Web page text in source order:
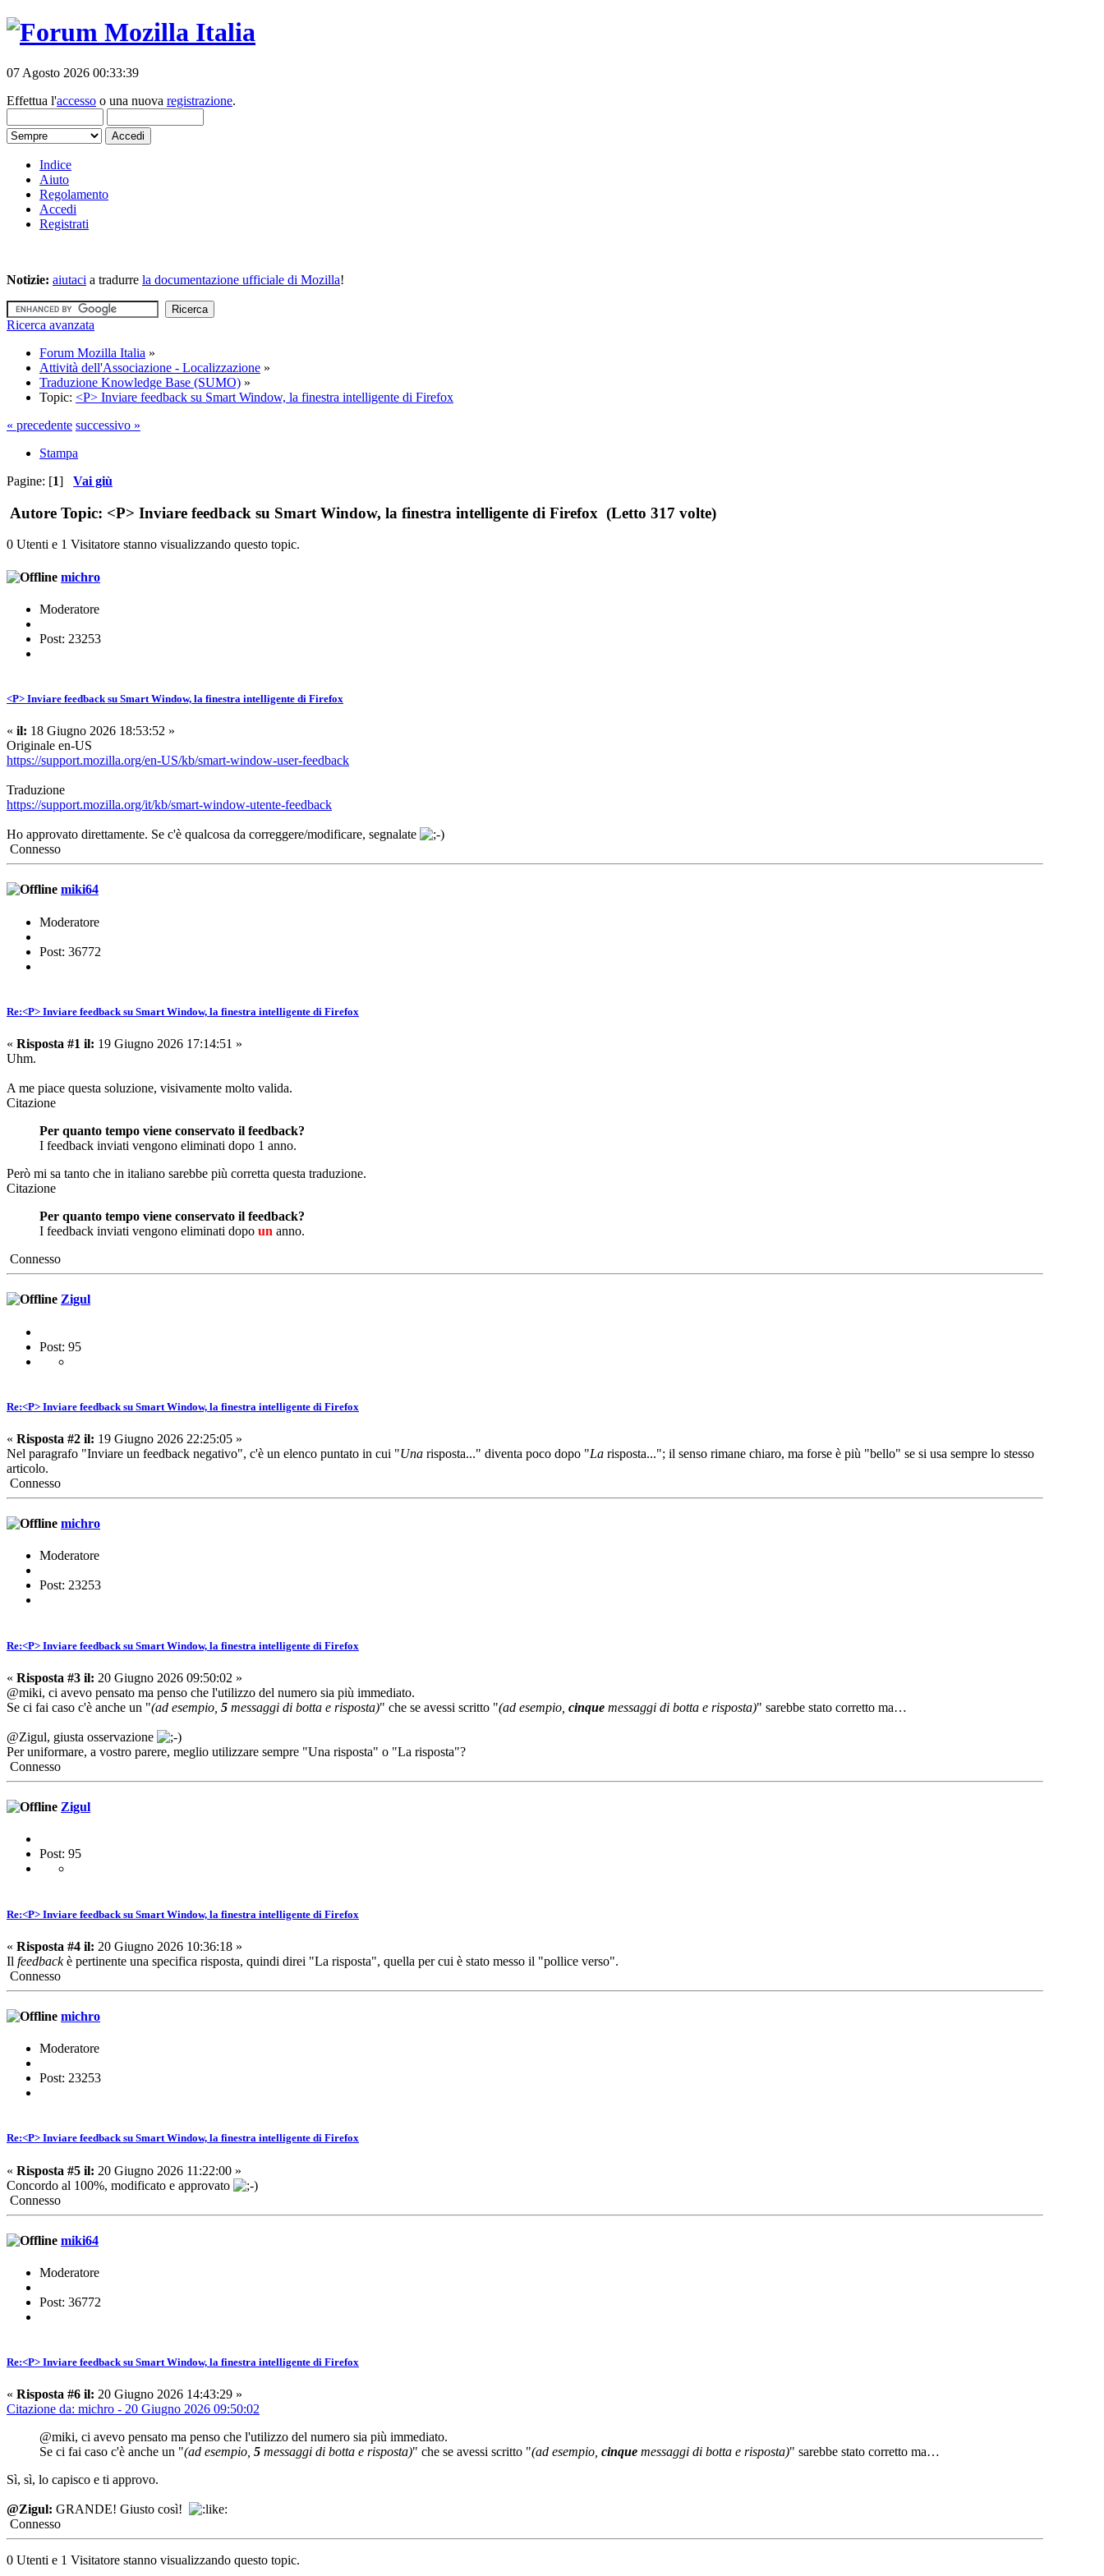
07 Agosto 2026 00:33:39
Effettua l'accesso o una nuova registrazione.
Indice
Aiuto
Regolamento
Accedi
Registrati
Notizie: aiutaci a tradurre la documentazione ufficiale di Mozilla!
Ricerca avanzata
Forum Mozilla Italia »
Attività dell'Associazione - Localizzazione »
Traduzione Knowledge Base (SUMO) »
Topic: <P> Inviare feedback su Smart Window, la finestra intelligente di Firefox
« precedente successivo »
Stampa
Pagine: [1] Vai giù
Autore Topic: <P> Inviare feedback su Smart Window, la finestra intelligente di Firefox (Letto 317 volte)
0 Utenti e 1 Visitatore stanno visualizzando questo topic.
michro
Moderatore
Post: 23253
<P> Inviare feedback su Smart Window, la finestra intelligente di Firefox
« il: 18 Giugno 2026 18:53:52 »
Originale en-US
https://support.mozilla.org/en-US/kb/smart-window-user-feedback
Traduzione
https://support.mozilla.org/it/kb/smart-window-utente-feedback
Ho approvato direttamente. Se c'è qualcosa da correggere/modificare, segnalate
Connesso
miki64
Moderatore
Post: 36772
Re:<P> Inviare feedback su Smart Window, la finestra intelligente di Firefox
« Risposta #1 il: 19 Giugno 2026 17:14:51 »
Uhm.
A me piace questa soluzione, visivamente molto valida.
Citazione
Per quanto tempo viene conservato il feedback?
I feedback inviati vengono eliminati dopo 1 anno.
Però mi sa tanto che in italiano sarebbe più corretta questa traduzione.
Citazione
Per quanto tempo viene conservato il feedback?
I feedback inviati vengono eliminati dopo un anno.
Connesso
Zigul
Post: 95
Re:<P> Inviare feedback su Smart Window, la finestra intelligente di Firefox
« Risposta #2 il: 19 Giugno 2026 22:25:05 »
Nel paragrafo "Inviare un feedback negativo", c'è un elenco puntato in cui "Una risposta..." diventa poco dopo "La risposta..."; il senso rimane chiaro, ma forse è più "bello" se si usa sempre lo stesso
articolo.
Connesso
michro
Moderatore
Post: 23253
Re:<P> Inviare feedback su Smart Window, la finestra intelligente di Firefox
« Risposta #3 il: 20 Giugno 2026 09:50:02 »
@miki, ci avevo pensato ma penso che l'utilizzo del numero sia più immediato.
Se ci fai caso c'è anche un "(ad esempio, 5 messaggi di botta e risposta)" che se avessi scritto "(ad esempio, cinque messaggi di botta e risposta)" sarebbe stato corretto ma…
@Zigul, giusta osservazione
Per uniformare, a vostro parere, meglio utilizzare sempre "Una risposta" o "La risposta"?
Connesso
Zigul
Post: 95
Re:<P> Inviare feedback su Smart Window, la finestra intelligente di Firefox
« Risposta #4 il: 20 Giugno 2026 10:36:18 »
Il feedbackè pertinente una specifica risposta, quindi direi "La risposta", quella per cui è stato messo il "pollice verso".
Connesso
michro
Moderatore
Post: 23253
Re:<P> Inviare feedback su Smart Window, la finestra intelligente di Firefox
« Risposta #5 il: 20 Giugno 2026 11:22:00 »
Concordo al 100%, modificato e approvato
Connesso
miki64
Moderatore
Post: 36772
Re:<P> Inviare feedback su Smart Window, la finestra intelligente di Firefox
« Risposta #6 il: 20 Giugno 2026 14:43:29 »
Citazione da: michro - 20 Giugno 2026 09:50:02
@miki, ci avevo pensato ma penso che l'utilizzo del numero sia più immediato.
Se ci fai caso c'è anche un "(ad esempio, 5 messaggi di botta e risposta)" che se avessi scritto "(ad esempio, cinque messaggi di botta e risposta)" sarebbe stato corretto ma…
Sì, sì, lo capisco e ti approvo.
@Zigul: GRANDE! Giusto così!
Connesso
0 Utenti e 1 Visitatore stanno visualizzando questo topic.